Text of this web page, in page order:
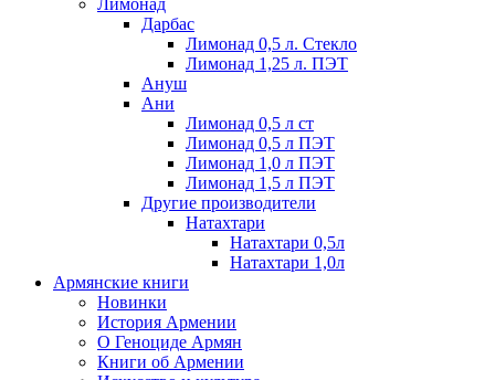
Лимонад
Дарбас
Лимонад 0,5 л. Стекло
Лимонад 1,25 л. ПЭТ
Ануш
Ани
Лимонад 0,5 л ст
Лимонад 0,5 л ПЭТ
Лимонад 1,0 л ПЭТ
Лимонад 1,5 л ПЭТ
Другие производители
Натахтари
Натахтари 0,5л
Натахтари 1,0л
Армянские книги
Новинки
История Армении
О Геноциде Армян
Книги об Армении